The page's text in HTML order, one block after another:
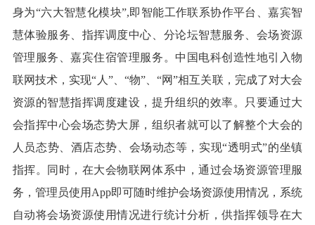
身为“六大智慧化模块”,即智能工作联系协作平台、嘉宾智
慧体验服务、指挥调度中心、分论坛智慧服务、会场资源
管理服务、嘉宾住宿管理服务。中国电科创造性地引入物
联网技术，实现“人”、“物”、“网”相互关联，完成了对大会
资源的智慧指挥调度建设，提升组织的效率。只要通过大
会指挥中心会场态势大屏，组织者就可以了解整个大会的
人员态势、酒店态势、会场动态等，实现“透明式”的坐镇
指挥。同时，在大会物联网体系中，通过会场资源管理服
务，管理员使用App即可随时维护会场资源使用情况，系统
自动将会场资源使用情况进行统计分析，供指挥领导在大